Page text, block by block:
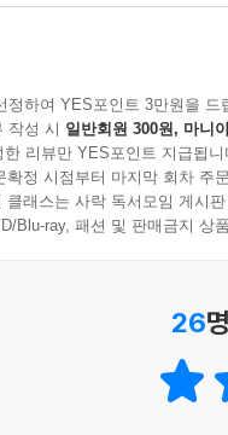
분도 거칠고 미해결된
같고요. 읽으시는 분들은
」에서
하고, 아주 다르게 사는
두 세계」는 윤리와 논
은 없지만 그 연장선상에
정하여 YES포인트 3만원을 드
작성 시 일반회원 300원, 마니
리뷰만 YES포인트 지급됩니
확정 시점부터 마지막 회차 주
클래스는 사락 독서모임 게시
Blu-ray, 패션 및 판매금지 상
26